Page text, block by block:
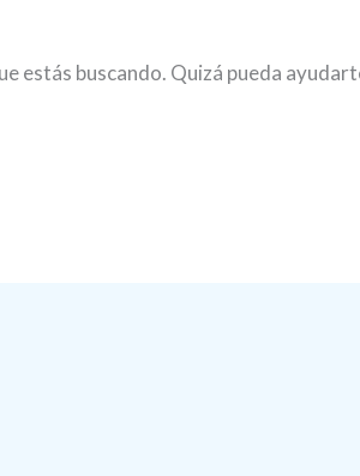
estás buscando. Quizá pueda